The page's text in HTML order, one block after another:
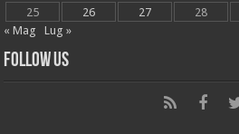
25
26 27 28
« Mag
Lug »
Follow Us